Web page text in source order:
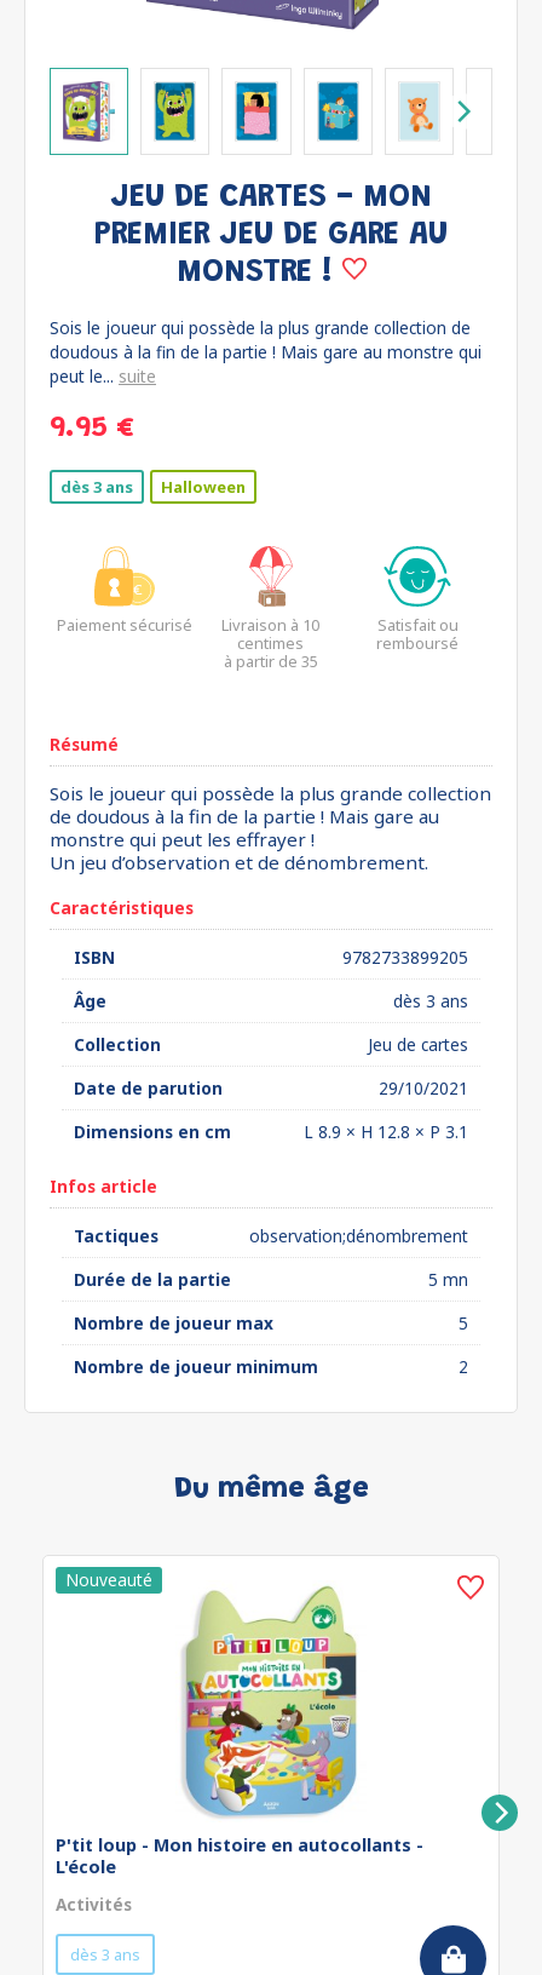
JEU DE CARTES - MON
PREMIER JEU DE GARE AU
MONSTRE !
Sois le joueur qui possède la plus grande collection de
doudous à la fin de la partie ! Mais gare au monstre qui
peut le... suite
9.95 €
dès 3 ans Halloween
Paiement sécurisé
Livraison à 10
centimes
à partir de 35
Satisfait ou
remboursé
Résumé
Sois le joueur qui possède la plus grande collection
de doudous à la fin de la partie ! Mais gare au
monstre qui peut les effrayer !
Un jeu d’observation et de dénombrement.
Caractéristiques
ISBN
9782733899205
Âge
dès 3 ans
Collection
Jeu de cartes
Date de parution
29/10/2021
Dimensions en cm
L 8.9 × H 12.8 × P 3.1
Infos article
Tactiques
observation;dénombrement
Durée de la partie
5 mn
Nombre de joueur max
5
Nombre de joueur minimum
2
Du même âge
P'tit loup - Mon histoire en autocollants -
L'école
Activités
dès 3 ans